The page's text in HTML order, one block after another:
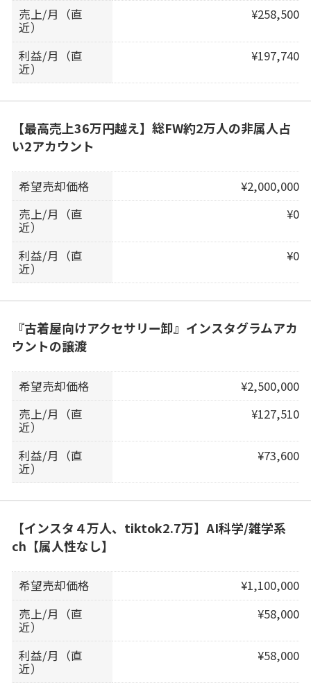
売上/月（直
近）
¥258,500
利益/月（直
近）
¥197,740
【最高売上36万円越え】総FW約2万人の非属人占
い2アカウント
希望売却価格
¥2,000,000
売上/月（直
近）
¥0
利益/月（直
近）
¥0
『古着屋向けアクセサリー卸』インスタグラムアカ
ウントの譲渡
希望売却価格
¥2,500,000
売上/月（直
近）
¥127,510
利益/月（直
近）
¥73,600
【インスタ４万人、tiktok2.7万】AI科学/雑学系
ch【属人性なし】
希望売却価格
¥1,100,000
売上/月（直
近）
¥58,000
利益/月（直
近）
¥58,000